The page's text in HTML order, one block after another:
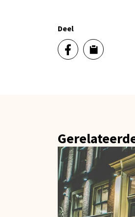
Deel